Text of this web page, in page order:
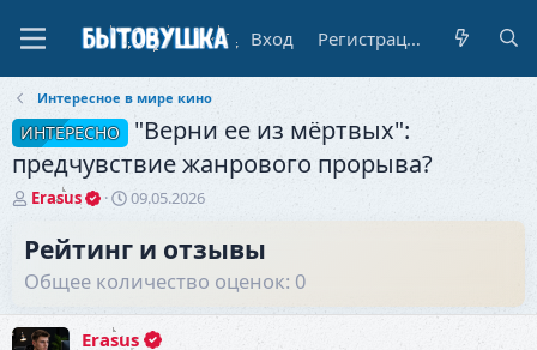
Вход Регистрация
Интересное в мире кино
ИНТЕРЕСНО
"Верни ее из мёртвых":
предчувствие жанрового прорыва?
А
т
р
е
Erasus
Д
т
н
09.05.2026
Рейтинг и отзывы
Общее количество оценок: 0
Erasus